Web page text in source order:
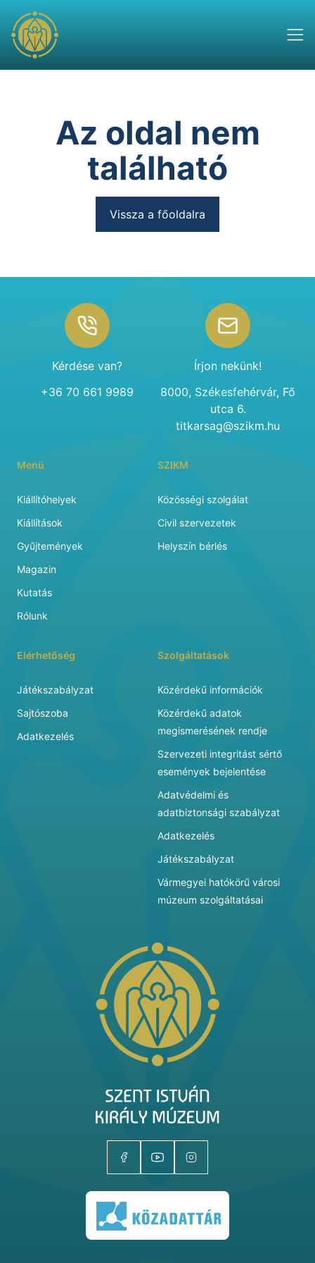
Az oldal nem
található
Vissza a főoldalra
Kérdése van?
+36 70 661 9989
Írjon nekünk!
8000, Székesfehérvár, Fő
utca 6.
titkarsag@szikm.hu
Menü
Kiállítóhelyek
Kiállítások
Gyűjtemények
Magazin
Kutatás
Rólunk
SZIKM
Közösségi szolgálat
Civil szervezetek
Helyszín bérlés
Elérhetőség
Játékszabályzat
Sajtószoba
Adatkezelés
Szolgáltatások
Közérdekű információk
Közérdekű adatok
megismerésének rendje
Szervezeti integritást sértő
események bejelentése
Adatvédelmi és
adatbiztonsági szabályzat
Adatkezelés
Játékszabályzat
Vármegyei hatókörű városi
múzeum szolgáltatásai